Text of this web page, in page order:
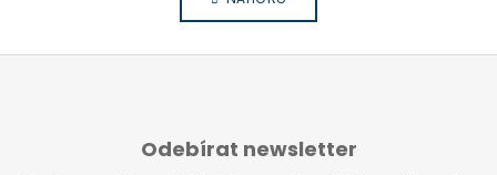
á
d
p
k
v
Odebírat newsletter